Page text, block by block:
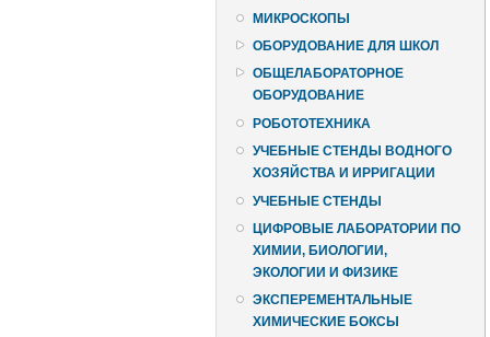
МИКРОСКОПЫ
ОБОРУДОВАНИЕ ДЛЯ ШКОЛ
ОБЩЕЛАБОРАТОРНОЕ
ОБОРУДОВАНИЕ
РОБОТОТЕХНИКА
УЧЕБНЫЕ СТЕНДЫ ВОДНОГО
ХОЗЯЙСТВА И ИРРИГАЦИИ
УЧЕБНЫЕ СТЕНДЫ
ЦИФРОВЫЕ ЛАБОРАТОРИИ ПО
ХИМИИ, БИОЛОГИИ,
ЭКОЛОГИИ И ФИЗИКЕ
ЭКСПЕРЕМЕНТАЛЬНЫЕ
ХИМИЧЕСКИЕ БОКСЫ